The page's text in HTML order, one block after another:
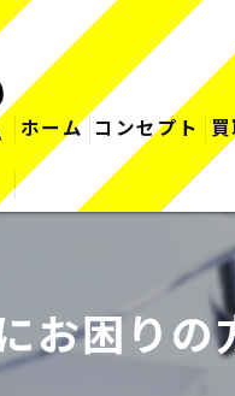
ホーム コンセプト
お困り